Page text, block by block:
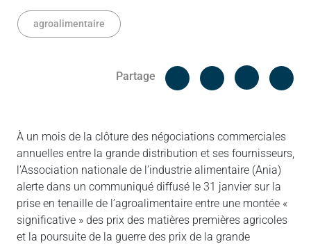
agroalimentaire
Partage
Facebook
À un mois de la clôture des négociations commerciales
annuelles entre la grande distribution et ses fournisseurs,
l’Association nationale de l’industrie alimentaire (Ania)
alerte dans un communiqué diffusé le 31 janvier sur la
prise en tenaille de l’agroalimentaire entre une montée «
significative » des prix des matières premières agricoles
et la poursuite de la guerre des prix de la grande